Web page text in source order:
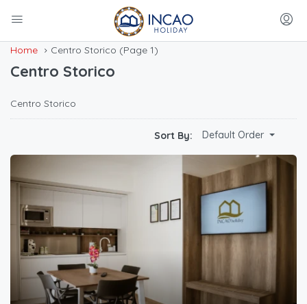
Home Centro Storico (Page 1)
Centro Storico
Centro Storico
Sort By: Default Order